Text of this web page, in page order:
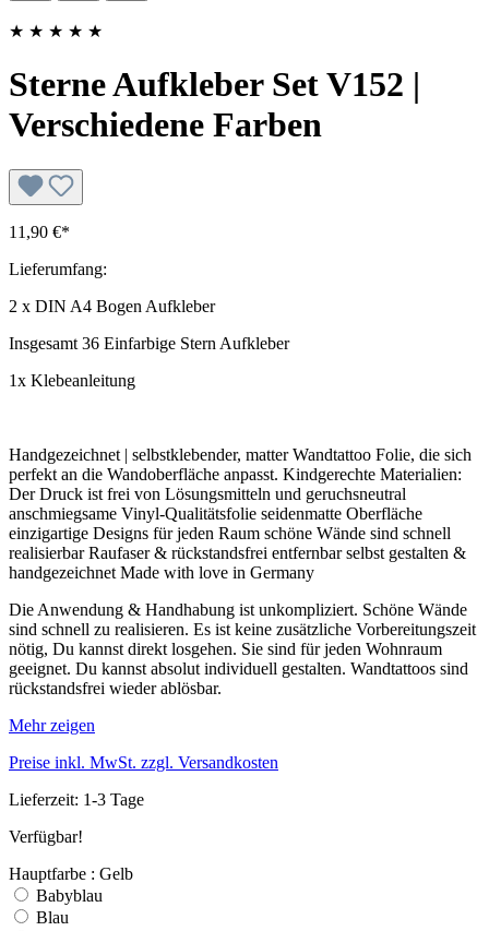
★ ★ ★ ★ ★
Sterne Aufkleber Set V152 |
Verschiedene Farben
11,90 €*
Lieferumfang:
2 x DIN A4 Bogen Aufkleber
Insgesamt 36 Einfarbige Stern Aufkleber
1x Klebeanleitung
Handgezeichnet | selbstklebender, matter Wandtattoo Folie, die sich
perfekt an die Wandoberfläche anpasst. Kindgerechte Materialien:
Der Druck ist frei von Lösungsmitteln und geruchsneutral
anschmiegsame Vinyl-Qualitätsfolie seidenmatte Oberfläche
einzigartige Designs für jeden Raum schöne Wände sind schnell
realisierbar Raufaser & rückstandsfrei entfernbar selbst gestalten &
handgezeichnet Made with love in Germany
Die Anwendung & Handhabung ist unkompliziert. Schöne Wände
sind schnell zu realisieren. Es ist keine zusätzliche Vorbereitungszeit
nötig, Du kannst direkt losgehen. Sie sind für jeden Wohnraum
geeignet. Du kannst absolut individuell gestalten. Wandtattoos sind
rückstandsfrei wieder ablösbar.
Mehr zeigen
Preise inkl. MwSt. zzgl. Versandkosten
Lieferzeit: 1-3 Tage
Verfügbar!
Hauptfarbe : Gelb
Babyblau
Blau